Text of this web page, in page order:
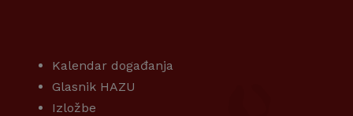
Kalendar događanja
Glasnik HAZU
Izložbe